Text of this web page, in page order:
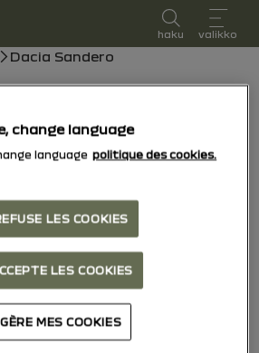
haku valikko
Dacia Sandero
Sandero
säätämiseen tänään
change language
language politique des cookies.
LES COOKIES
LES COOKIES
MES COOKIES